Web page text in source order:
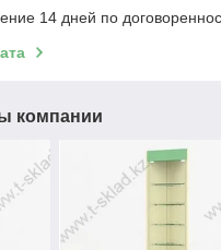
14 дней по
компании